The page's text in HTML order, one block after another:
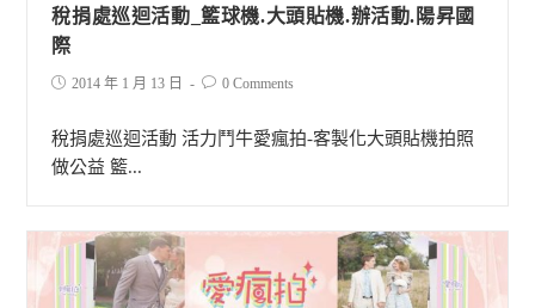
稅捐處巡迴活動_籃球機.大頭貼機.辦活動.陽昇國
際
2014 年 1 月 13 日 0 Comments
稅捐處巡迴活動 活力鬥牛愛瘋拍-客製化大頭貼機拍照
做公益 籃...